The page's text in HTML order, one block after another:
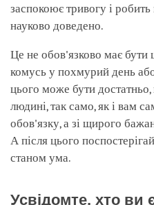
заспокоює тривогу і
науково доведено.
Це не обов'язково має бути
комусь у похмурий день
цього може бути
людині, так само, як і вам
обов'язку, а зі щирого
А після цього
станом ума.
Усвідомте, хто ви